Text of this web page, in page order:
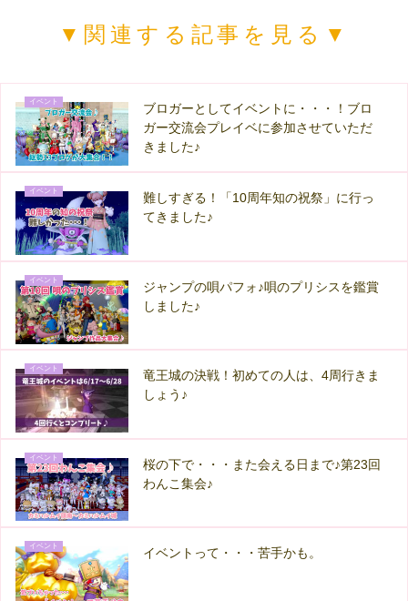
▼関連する記事を見る▼
イベント
ブロガーとしてイベントに・・・！ブロ
ガー交流会プレイベに参加させていただ
きました♪
イベント
難しすぎる！「10周年知の祝祭」に行っ
てきました♪
イベント
ジャンプの唄パフォ♪唄のプリシスを鑑賞
しました♪
イベント
竜王城の決戦！初めての人は、4周行きま
しょう♪
イベント
桜の下で・・・また会える日まで♪第23回
わんこ集会♪
イベント イベントって・・・苦手かも。